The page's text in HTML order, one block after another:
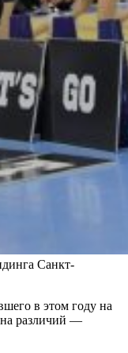
Санкт-
в этом году на
различий —